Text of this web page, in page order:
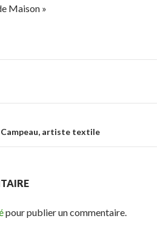
Maison »
Campeau, artiste textile
pour publier un commentaire.